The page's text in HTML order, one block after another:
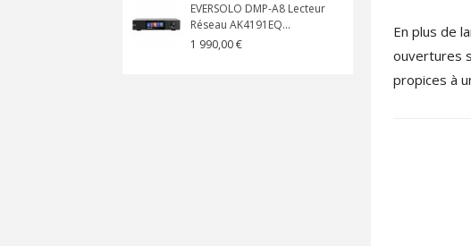
EVERSOLO DMP-A8 Lecteur
Réseau AK4191EQ...
1 990,00 €
Casque
1 099,00 €
En plus de
ouvertures
propices à